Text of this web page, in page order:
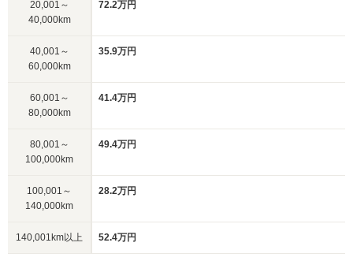
20,001～
40,000km
72.2万円
40,001～
60,000km
35.9万円
60,001～
80,000km
41.4万円
80,001～
100,000km
49.4万円
100,001～
140,000km
28.2万円
140,001km以上 52.4万円